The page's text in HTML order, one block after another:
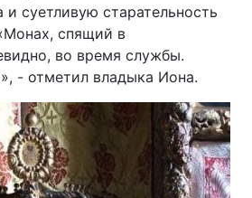
и суетливую старательность
спящий в
во время службы.
- отметил владыка Иона.